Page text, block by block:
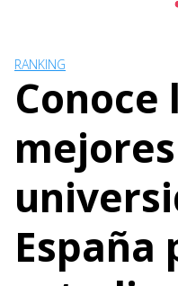
RANKING
Conoce
mejores
España